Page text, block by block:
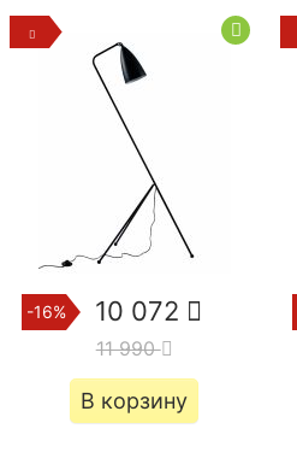
-16% 10 072
11 990
В корзину